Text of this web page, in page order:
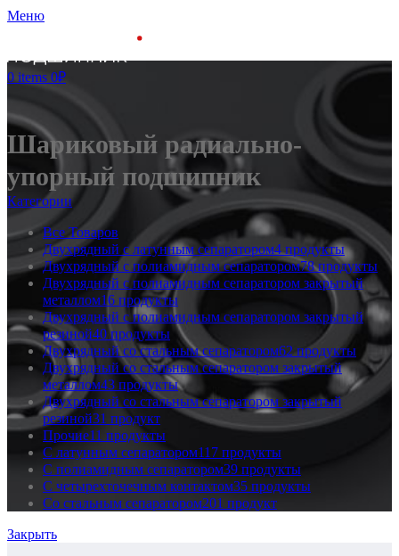
Меню
0 items 0₽
Шариковый радиально-
упорный подшипник
Категории
Все Товаров
Двухрядный с латунным сепаратором4 продукты
Двухрядный с полиамидным сепаратором78 продукты
Двухрядный с полиамидным сепаратором закрытый
металлом16 продукты
Двухрядный с полиамидным сепаратором закрытый
резиной40 продукты
Двухрядный со стальным сепаратором62 продукты
Двухрядный со стальным сепаратором закрытый
металлом43 продукты
Двухрядный со стальным сепаратором закрытый
резиной31 продукт
Прочие11 продукты
С латунным сепаратором117 продукты
С полиамидным сепаратором39 продукты
С четырехточечным контактом35 продукты
Со стальным сепаратором201 продукт
Закрыть